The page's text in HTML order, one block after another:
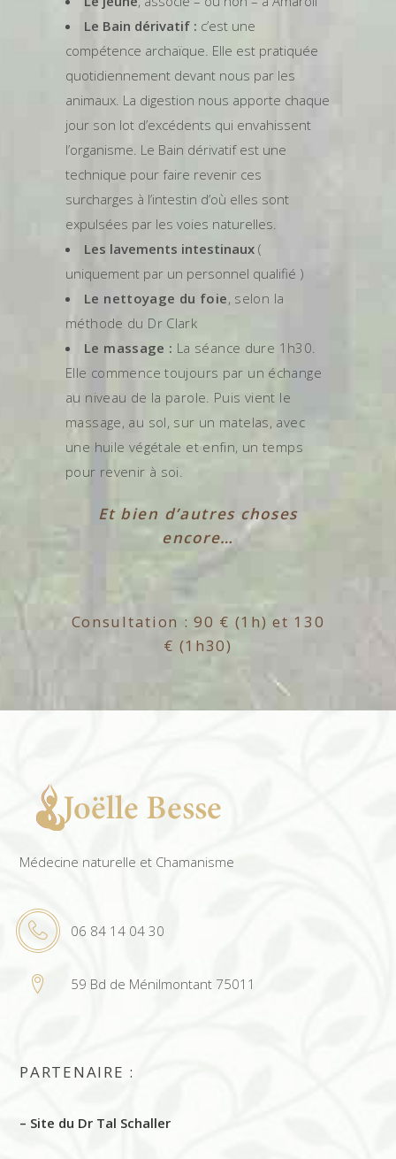
Le Bain dérivatif : c’est une
compétence archaïque. Elle est pratiquée
quotidiennement devant nous par les
animaux. La digestion nous apporte chaque
jour son lot d’excédents qui envahissent
l’organisme. Le Bain dérivatif est une
technique pour faire revenir ces
surcharges à l’intestin d’où elles sont
expulsées par les voies naturelles.
Les lavements intestinaux (
uniquement par un personnel qualifié )
Le nettoyage du foie, selon la
méthode du Dr Clark
Le massage : La séance dure 1h30.
Elle commence toujours par un échange
au niveau de la parole. Puis vient le
massage, au sol, sur un matelas, avec
une huile végétale et enfin, un temps
pour revenir à soi.
Et bien d’autres choses
encore…
Consultation : 90 € (1h) et 130
€ (1h30)
Médecine naturelle et Chamanisme
06 84 14 04 30
59 Bd de Ménilmontant 75011
PARTENAIRE :
– Site du Dr Tal Schaller